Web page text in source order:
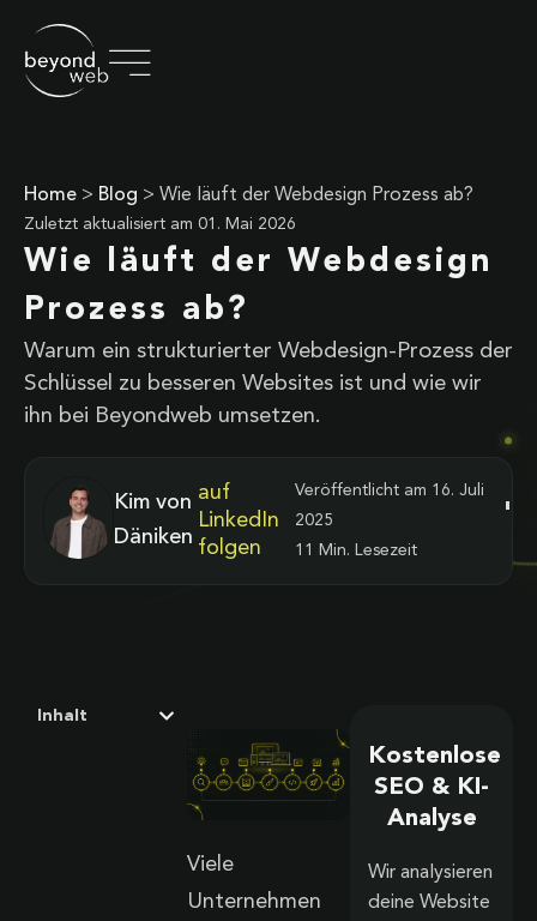
Home > Blog > Wie läuft der Webdesign Prozess ab?
Zuletzt aktualisiert am 01. Mai 2026
Wie läuft der Webdesign
Prozess ab?
Warum ein strukturierter Webdesign-Prozess der
Schlüssel zu besseren Websites ist und wie wir
ihn bei Beyondweb umsetzen.
Kim von
Däniken
auf
LinkedIn
folgen
Veröffentlicht am 16. Juli
2025
11 Min. Lesezeit
Inhalt
Viele
Unternehmen
Kostenlose
SEO & KI-
Analyse
Wir analysieren
deine Website